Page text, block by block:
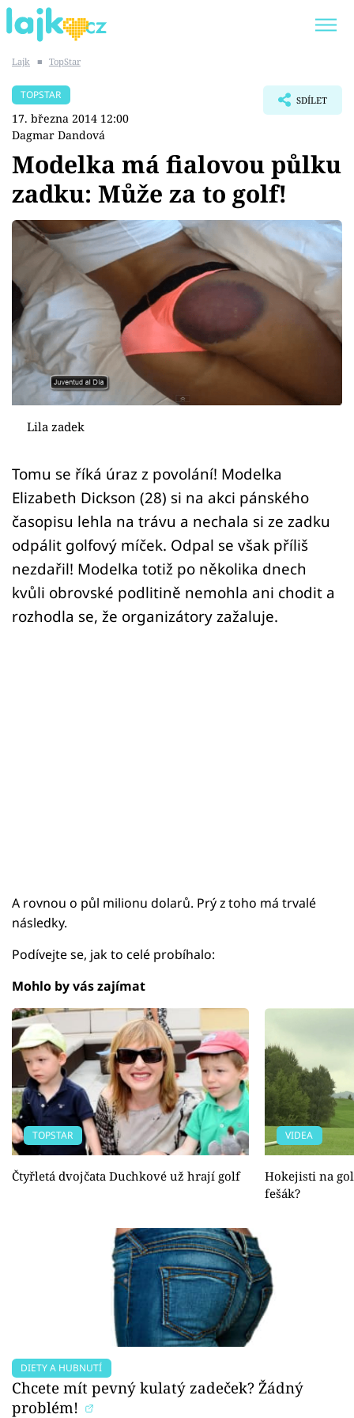
SHOPAHOLICADEL
Témata
Showbyznys
Youtubeři
Virály
Sex a vztahy
Videa
Sledujte prima+
Přihlášení
Sledujte nás
Lajk ■ TopStar
TOPSTAR
17. března 2014 12:00
Dagmar Dandová
SDÍLET
Modelka má fialovou půlku
zadku: Může za to golf!
Lila zadek
Tomu se říká úraz z povolání! Modelka
Elizabeth Dickson (28) si na akci pánského
časopisu lehla na trávu a nechala si ze zadku
odpálit golfový míček. Odpal se však příliš
nezdařil! Modelka totiž po několika dnech
kvůli obrovské podlitině nemohla ani chodit a
rozhodla se, že organizátory zažaluje.
A rovnou o půl milionu dolarů. Prý z toho má trvalé
následky.
Podívejte se, jak to celé probíhalo:
Mohlo by vás zajímat
TOPSTAR
Čtyřletá dvojčata Duchkové už hrají golf
VIDEA
Hokejisti na
fešák?
DIETY A HUBNUTÍ
Chcete mít pevný kulatý zadeček? Žádný
problém!